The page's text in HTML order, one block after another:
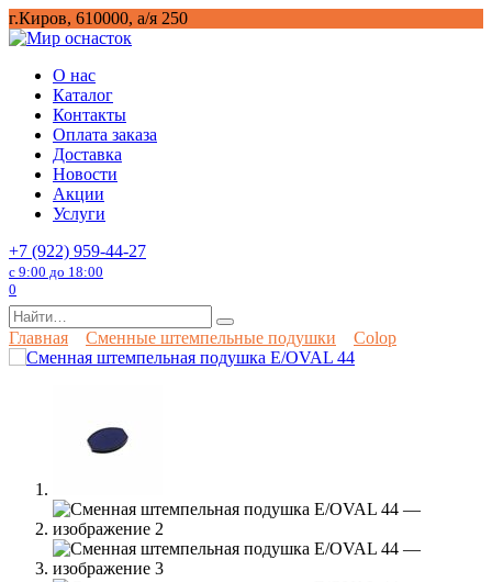
Перейти
к
г.Киров, 610000, а/я 250
О нас
Каталог
Контакты
Оплата заказа
Доставка
Новости
Акции
Услуги
+7 (922) 959-44-27
с 9:00 до 18:00
0
Search
for:
Главная Сменные штемпельные подушки Colop